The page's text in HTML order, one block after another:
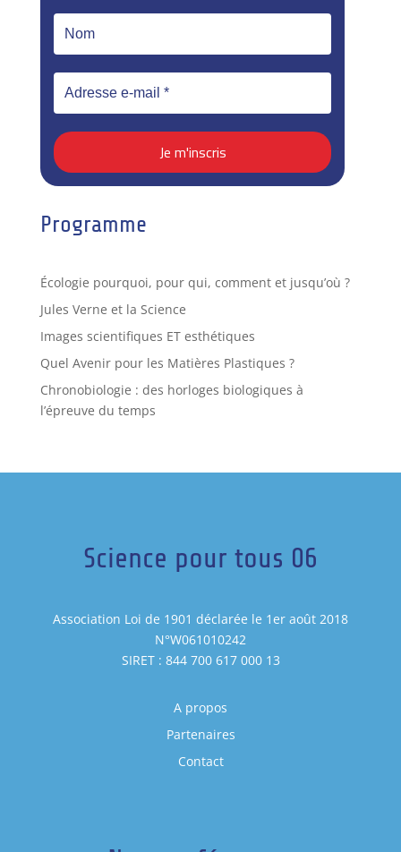
Programme
Écologie pourquoi, pour qui, comment et jusqu’où ?
Jules Verne et la Science
Images scientifiques ET esthétiques
Quel Avenir pour les Matières Plastiques ?
Chronobiologie : des horloges biologiques à
l’épreuve du temps
Science pour tous 06
Association Loi de 1901 déclarée le 1er août 2018
N°W061010242
SIRET : 844 700 617 000 13
A propos
Partenaires
Contact